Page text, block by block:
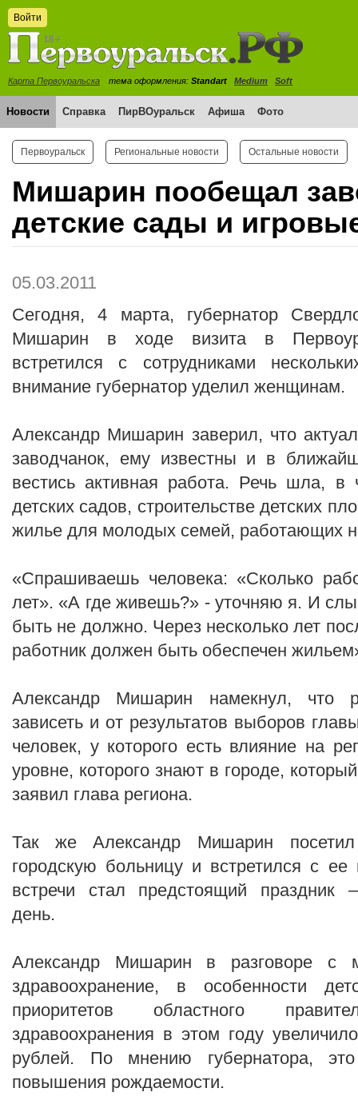
Войти
Карта Первоуральска тема оформления: Standart Medium Soft
Новости Справка ПирВОуральск Афиша Фото
Первоуральск Региональные новости Остальные новости
Мишарин пообещал
детские сады и
05.03.2011
Сегодня, 4 марта, губернатор
Мишарин в ходе визита в
встретился с сотрудниками
внимание губернатор уделил женщинам.
Александр Мишарин заверил, что
заводчанок, ему известны и в
вестись активная работа. Речь шла, в
детских садов, строительстве детских
жилье для молодых семей, работающих
«Спрашиваешь человека: «Сколько
лет». «А где живешь?» - уточняю я. И
быть не должно. Через несколько лет
работник должен быть обеспечен
Александр Мишарин намекнул, что
зависеть и от результатов выборов
человек, у которого есть влияние на
уровне, которого знают в городе,
заявил глава региона.
Так же Александр Мишарин посетил
городскую больницу и встретился с
встречи стал предстоящий праздник
день.
Александр Мишарин в разговоре с
здравоохранение, в особенности
приоритетов областного
здравоохранения в этом году
рублей. По мнению губернатора,
повышения рождаемости.